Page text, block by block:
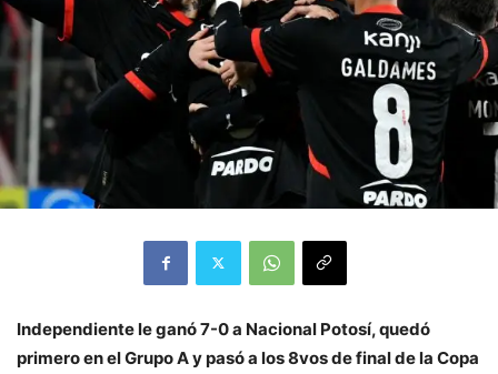
Independiente le ganó 7-0 a Nacional Potosí, quedó
primero en el Grupo A y pasó a los 8vos de final de la Copa